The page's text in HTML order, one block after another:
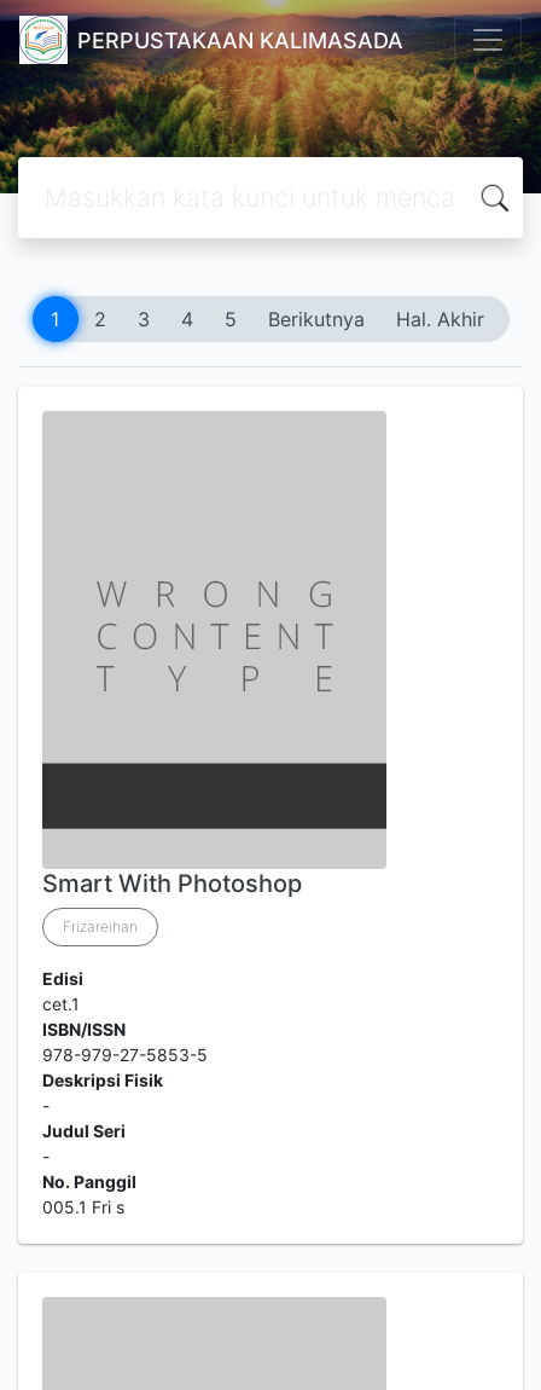
PERPUSTAKAAN KALIMASADA
1 2 3 4 5 Berikutnya Hal. Akhir
Smart With Photoshop
Frizareihan
Edisi
cet.1
ISBN/ISSN
978-979-27-5853-5
Deskripsi Fisik
-
Judul Seri
-
No. Panggil
005.1 Fri s